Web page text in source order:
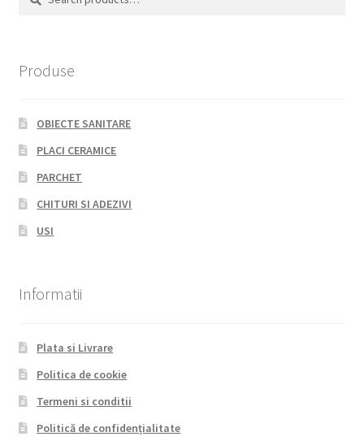
Produse
OBIECTE SANITARE
PLACI CERAMICE
PARCHET
CHITURI SI ADEZIVI
USI
Informatii
Plata si Livrare
Politica de cookie
Termeni si conditii
Politică de confidențialitate